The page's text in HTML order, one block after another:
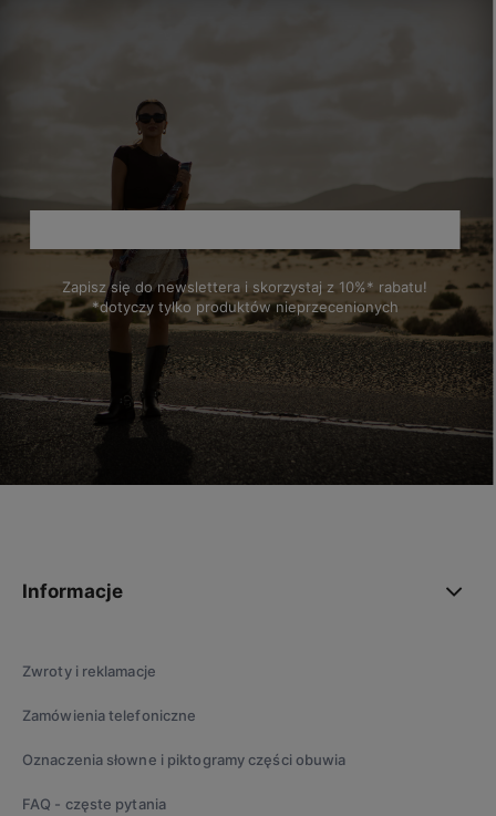
Zapisz się do newslettera i skorzystaj z 10%* rabatu!
*dotyczy tylko produktów nieprzecenionych
Informacje
Zwroty i reklamacje
Zamówienia telefoniczne
Oznaczenia słowne i piktogramy części obuwia
FAQ - częste pytania